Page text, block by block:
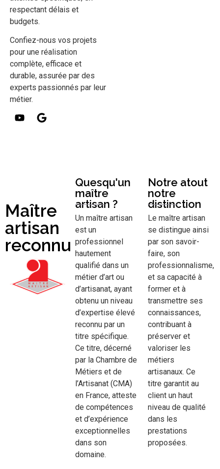
respectant délais et
budgets.
Confiez-nous vos projets
pour une réalisation
complète, efficace et
durable, assurée par des
experts passionnés par leur
métier.
Maître
artisan
reconnu
Quesqu'un
maître
artisan ?
Un maître artisan
est un
professionnel
hautement
qualifié dans un
métier d’art ou
d’artisanat, ayant
obtenu un niveau
d’expertise élevé
reconnu par un
titre spécifique.
Ce titre, décerné
par la Chambre de
Métiers et de
l’Artisanat (CMA)
en France, atteste
de compétences
et d’expérience
exceptionnelles
dans son
domaine.
Notre atout
notre
distinction
Le maître artisan
se distingue ainsi
par son savoir-
faire, son
professionnalisme,
et sa capacité à
former et à
transmettre ses
connaissances,
contribuant à
préserver et
valoriser les
métiers
artisanaux. Ce
titre garantit au
client un haut
niveau de qualité
dans les
prestations
proposées.